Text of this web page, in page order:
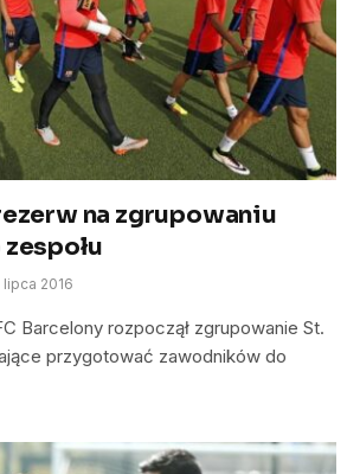
na zgrupowaniu
lipca 2016
Barcelony rozpoczął zgrupowanie St.
przygotować zawodników do